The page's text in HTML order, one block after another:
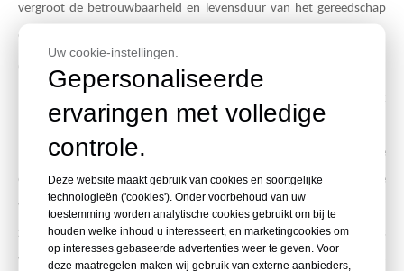
vergroot de betrouwbaarheid en levensduur van het gereedschap
en draagt ​​bij aan de effectiviteit ervan op de werkplek.
6. Stof- en waterbestendigheid:
blootgesteld aan zware omstandigheden, waaronder stof en water.
Plineasy-laserwaterpassen zijn ontworpen met een robuuste
constructie en gebouwd om stof en water te weerstaan. Deze
veerkracht garandeert de betrouwbaarheid van het laserwaterpas,
zelfs onder uitdagende werkomstandigheden, waardoor operators
vertrouwen en gemoedsrust krijgen bij het aanpakken van buiten-
Uw cookie-instellingen.
Gepersonaliseerde
ervaringen met volledige
controle.
Deze website maakt gebruik van cookies en soortgelijke
technologieën ('cookies'). Onder voorbehoud van uw
toestemming worden analytische cookies gebruikt om bij te
houden welke inhoud u interesseert, en marketingcookies om
op interesses gebaseerde advertenties weer te geven. Voor
deze maatregelen maken wij gebruik van externe aanbieders,